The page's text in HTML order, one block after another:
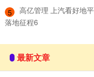
5
高亿管理 上汽看好地
落地征程6
最新文章